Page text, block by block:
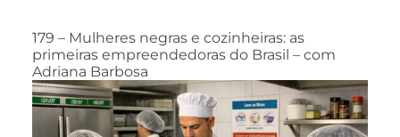
179 – Mulheres negras e cozinheiras: as
primeiras empreendedoras do Brasil – com
Adriana Barbosa